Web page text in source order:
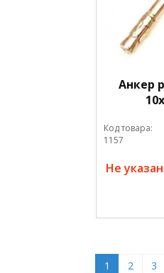
Анкер
Код товара:
1157
Не
1 2 3